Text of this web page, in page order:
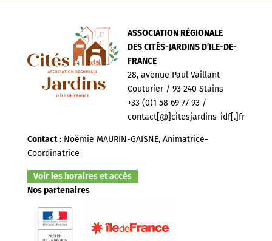
ASSOCIATION RÉGIONALE
DES CITÉS-JARDINS D’ILE-DE-
FRANCE
28, avenue Paul Vaillant
Couturier / 93 240 Stains
+33 (0)1 58 69 77 93 /
contact[@]citesjardins-idf[.]fr
Contact: Noëmie MAURIN-GAISNE, Animatrice-
Coordinatrice
Voir les horaires et accès
Nos partenaires